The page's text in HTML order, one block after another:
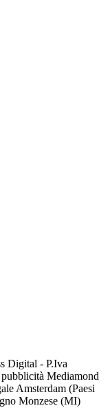
Digital - P.Iva
Mediamond
Amsterdam (Paesi
Monzese (MI)